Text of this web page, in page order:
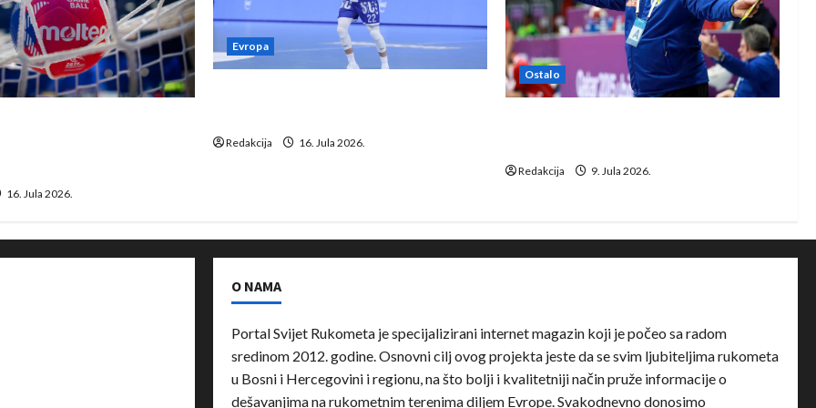
16. Jula 2026.
Evropa
Redakcija 16. Jula 2026.
Ostalo
Redakcija 9. Jula 2026.
O NAMA
Portal Svijet Rukometa je specijalizirani internet magazin koji je počeo sa radom
sredinom 2012. godine. Osnovni cilj ovog projekta jeste da se svim ljubiteljima rukometa
u Bosni i Hercegovini i regionu, na što bolji i kvalitetniji način pruže informacije o
dešavanjima na rukometnim terenima diljem Evrope. Svakodnevno donosimo